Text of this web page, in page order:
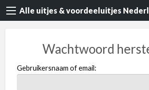
Alle uitjes & voordeeluitjes
Wachtwoord
Gebruikersnaam of email: